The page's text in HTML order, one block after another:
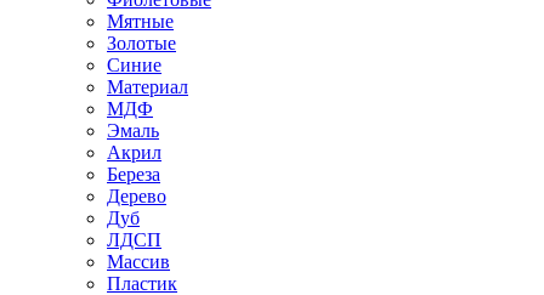
Мятные
Золотые
Синие
Материал
МДФ
Эмаль
Акрил
Береза
Дерево
Дуб
ЛДСП
Массив
Пластик